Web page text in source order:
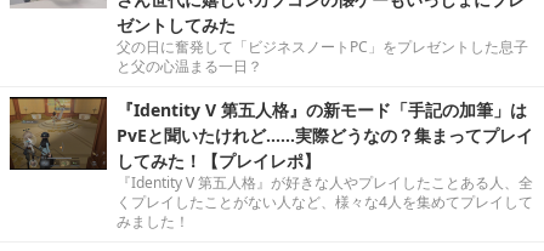
ゼントしてみた
父の日に奮発して「ビジネスノートPC」をプレゼントした息子
と父の心温まる一日？
『Identity V 第五人格』の新モード「手記の加筆」は
PvEと聞いたけれど……実際どうなの？集まってプレイ
してみた！【プレイレポ】
『Identity V 第五人格』が好きな人やプレイしたことある人、全
くプレイしたことがない人など、様々な4人を集めてプレイして
みました！